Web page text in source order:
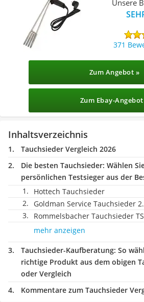
Unsere
371
Zum Angebot »
Zum Ebay-
Inhaltsverzeichnis
Tauchsieder Vergleich 2026
Die besten Tauchsieder: Wählen
persönlichen Testsieger aus der
Hottech Tauchsieder
Goldman Service Tauchsieder
Rommelsbacher Tauchsieder
mehr anzeigen
Tauchsieder-Kaufberatung: So
richtige Produkt aus dem obigen
oder Vergleich
Kommentare zum Tauchsieder